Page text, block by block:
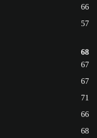
66
57
68
67
67
71
66
68